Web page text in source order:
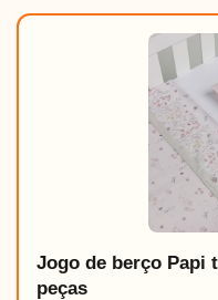
Jogo de berço Papi
peças